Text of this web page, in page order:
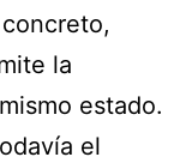
la
estado.
el